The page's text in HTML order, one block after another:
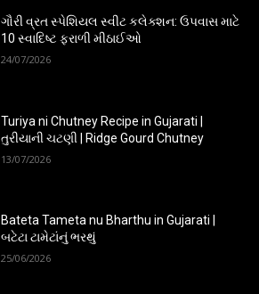
ગૌરી વ્રત સ્પેશિયલ સ્વીટ કલેક્શન: ઉપવાસ માટે
10 સ્વાદિષ્ટ ફરાળી મીઠાઈઓ
24/07/2026
Turiya ni Chutney Recipe in Gujarati |
તુરીયાની ચટણી | Ridge Gourd Chutney
13/07/2026
Bateta Tameta nu Bharthu in Gujarati |
બટેટા ટામેટાંનું ભરથું
25/06/2026